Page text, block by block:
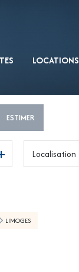
LOCATIONS
ESTIMER
Localisation
LIMOGES